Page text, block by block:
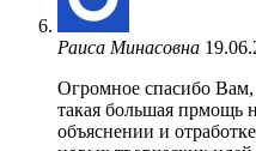
Раиса Минасовна
Огромное спасибо
такая большая прмощь
объяснении и